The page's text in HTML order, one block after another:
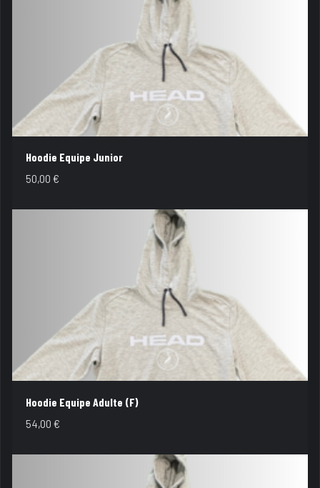
Hoodie Equipe Junior
50,00€
Hoodie Equipe Adulte (F)
54,00€